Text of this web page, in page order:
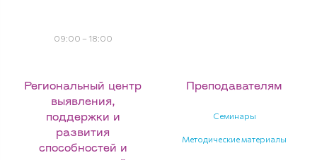
09:00 – 18:00
Региональный центр
выявления,
поддержки и
развития
способностей и
Преподавателям
Семинары
Методические материалы